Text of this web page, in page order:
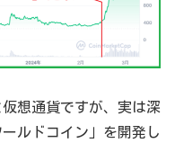
想通貨ですが、実は深
ルドコイン」を開発し